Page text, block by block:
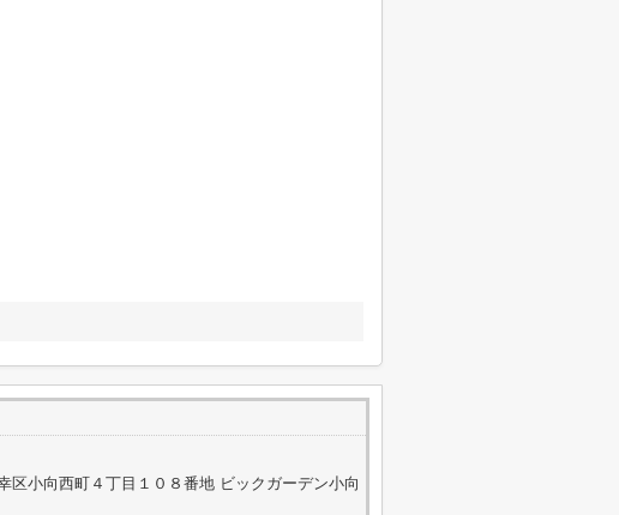
区小向西町４丁目１０８番地 ビックガーデン小向